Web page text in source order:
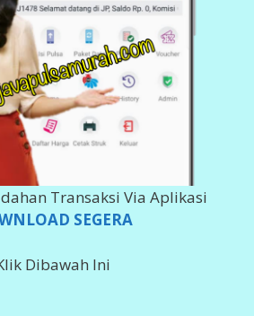
Transaksi Via Aplikasi
SEGERA
Dibawah Ini